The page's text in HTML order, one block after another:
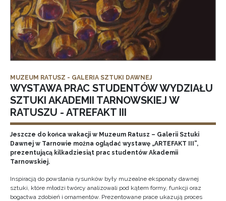
MUZEUM RATUSZ - GALERIA SZTUKI DAWNEJ
WYSTAWA PRAC STUDENTÓW WYDZIAŁU
SZTUKI AKADEMII TARNOWSKIEJ W
RATUSZU - ATREFAKT III
Jeszcze do końca wakacji w Muzeum Ratusz – Galerii Sztuki
Dawnej w Tarnowie można oglądać wystawę „ARTEFAKT III”,
prezentującą kilkadziesiąt prac studentów Akademii
Tarnowskiej.
Inspiracją do powstania rysunków były muzealne eksponaty dawnej
sztuki, które młodzi twórcy analizowali pod kątem formy, funkcji oraz
bogactwa zdobień i ornamentów. Prezentowane prace ukazują proces